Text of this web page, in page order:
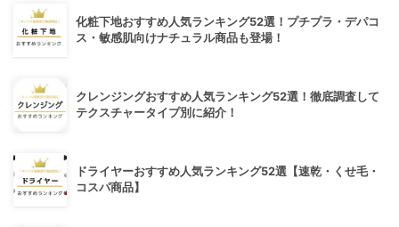
化粧下地おすすめ人気ランキング52選！プチプラ・デパコ
ス・敏感肌向けナチュラル商品も登場！
クレンジングおすすめ人気ランキング52選！徹底調査して
テクスチャータイプ別に紹介！
ドライヤーおすすめ人気ランキング52選【速乾・くせ毛・
コスパ商品】